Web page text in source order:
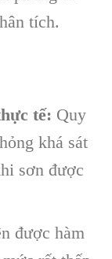
tích.
tế: Quy
khá sát
sơn được
được hàm